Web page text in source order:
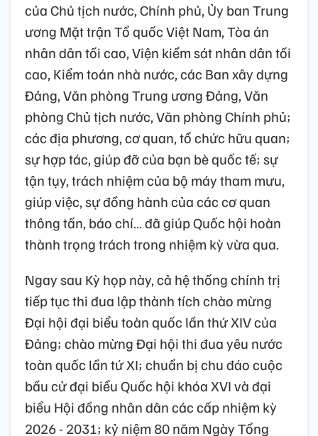
của Chủ tịch nước, Chính phủ, Ủy ban Trung
ương Mặt trận Tổ quốc Việt Nam, Tòa án
nhân dân tối cao, Viện kiểm sát nhân dân tối
cao, Kiểm toán nhà nước, các Ban xây dựng
Đảng, Văn phòng Trung ương Đảng, Văn
phòng Chủ tịch nước, Văn phòng Chính phủ;
các địa phương, cơ quan, tổ chức hữu quan;
sự hợp tác, giúp đỡ của bạn bè quốc tế; sự
tận tụy, trách nhiệm của bộ máy tham mưu,
giúp việc, sự đồng hành của các cơ quan
thông tấn, báo chí… đã giúp Quốc hội hoàn
thành trọng trách trong nhiệm kỳ vừa qua.
Ngay sau Kỳ họp này, cả hệ thống chính trị
tiếp tục thi đua lập thành tích chào mừng
Đại hội đại biểu toàn quốc lần thứ XIV của
Đảng; chào mừng Đại hội thi đua yêu nước
toàn quốc lần tứ XI; chuẩn bị chu đáo cuộc
bầu cử đại biểu Quốc hội khóa XVI và đại
biểu Hội đồng nhân dân các cấp nhiệm kỳ
2026 - 2031; kỷ niệm 80 năm Ngày Tổng